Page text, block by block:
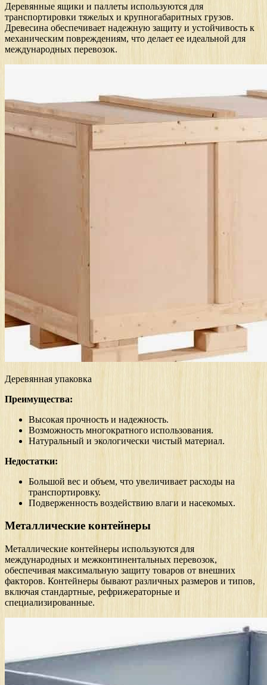
Деревянные ящики и паллеты используются для
транспортировки тяжелых и крупногабаритных грузов.
Древесина обеспечивает надежную защиту и устойчивость к
механическим повреждениям, что делает ее идеальной для
международных перевозок.
Деревянная упаковка
Преимущества:
Высокая прочность и надежность.
Возможность многократного использования.
Натуральный и экологически чистый материал.
Недостатки:
Большой вес и объем, что увеличивает расходы на
транспортировку.
Подверженность воздействию влаги и насекомых.
Металлические контейнеры
Металлические контейнеры используются для
международных и межконтинентальных перевозок,
обеспечивая максимальную защиту товаров от внешних
факторов. Контейнеры бывают различных размеров и типов,
включая стандартные, рефрижераторные и
специализированные.